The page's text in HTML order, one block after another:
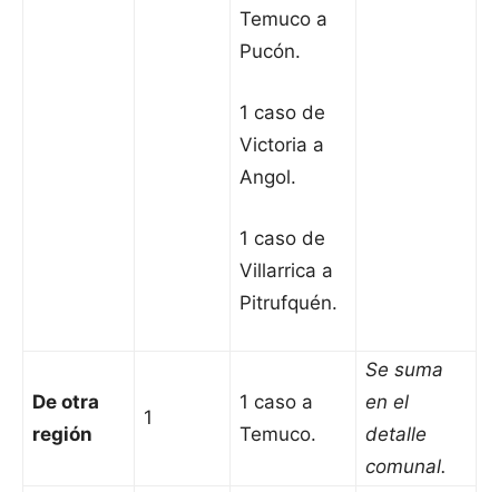
Temuco a
Pucón.
1 caso de
Victoria a
Angol.
1 caso de
Villarrica a
Pitrufquén.
De otra
región
1
1 caso a
Temuco.
Se suma
en el
detalle
comunal.